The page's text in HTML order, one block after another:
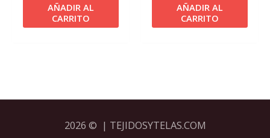
AÑADIR AL
CARRITO
AÑADIR AL
CARRITO
2026 © | TEJIDOSYTELAS.COM